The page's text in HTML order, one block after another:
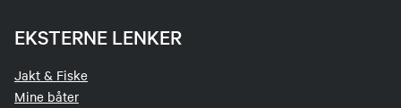
EKSTERNE LENKER
Jakt & Fiske
Mine båter